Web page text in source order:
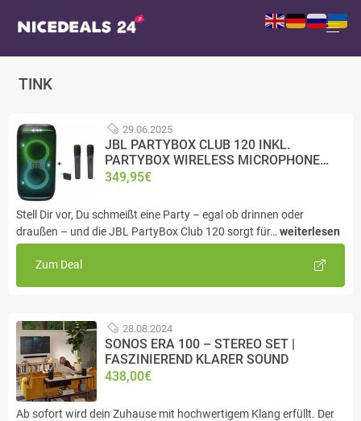
TINK
29.06.2025
JBL PARTYBOX CLUB 120 INKL.
PARTYBOX WIRELESS MICROPHONE…
349,95€
Stell Dir vor, Du schmeißt eine Party – egal ob drinnen oder
draußen – und die JBL PartyBox Club 120 sorgt für… weiterlesen
Zum Deal
28.08.2024
SONOS ERA 100 – STEREO SET |
FASZINIEREND KLARER SOUND
438,00€
Ab sofort wird dein Zuhause mit hochwertigem Klang erfüllt. Der